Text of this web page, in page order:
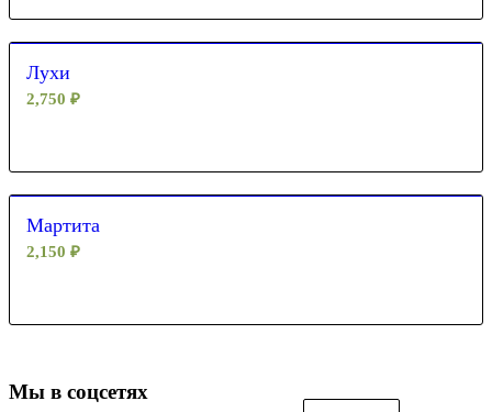
Лухи
2,750 ₽
Мартита
2,150 ₽
Мы в соцсетях